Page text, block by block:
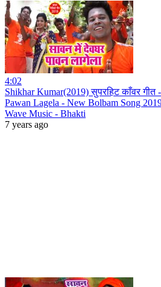
4:02
Shikhar Kumar(2019) सुपरहिट काँवर गीत
Pawan Lagela - New Bolbam Song
Wave Music - Bhakti
7 years ago